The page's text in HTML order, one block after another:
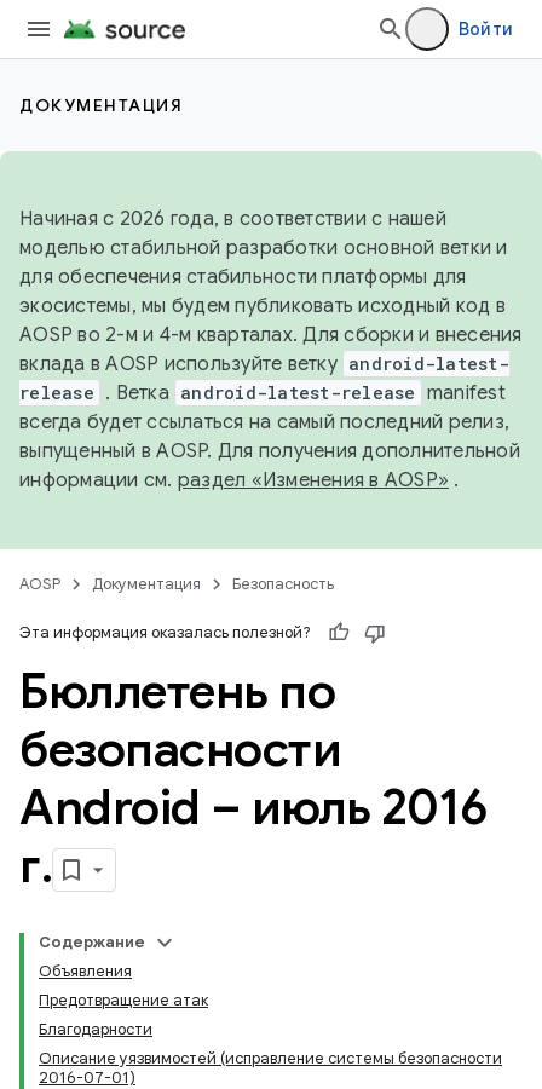
Войти
ДОКУМЕНТАЦИЯ
Начиная с 2026 года, в соответствии с нашей
моделью стабильной разработки основной ветки и
для обеспечения стабильности платформы для
экосистемы, мы будем публиковать исходный код в
AOSP во 2-м и 4-м кварталах. Для сборки и внесения
вклада в AOSP используйте ветку android-latest-
release . Ветка android-latest-release manifest
всегда будет ссылаться на самый последний релиз,
выпущенный в AOSP. Для получения дополнительной
информации см. раздел «Изменения в AOSP» .
AOSP Документация Безопасность
Эта информация оказалась полезной?
Бюллетень по
безопасности
Android – июль 2016
г.
Содержание
Объявления
Предотвращение атак
Благодарности
Описание уязвимостей (исправление системы безопасности
2016-07-01)